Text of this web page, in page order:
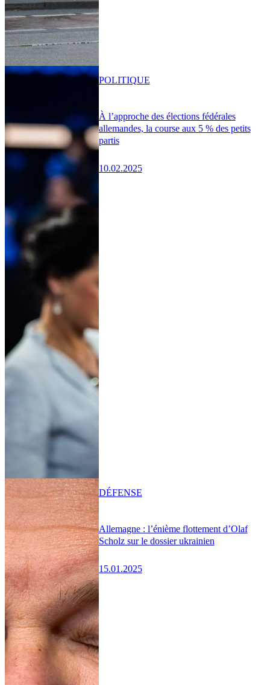
À l’approche des élections fédérales
allemandes, la course aux 5 % des petits
partis
10.02.2025
POLITIQUE
Allemagne : l’énième flottement d’Olaf
Scholz sur le dossier ukrainien
15.01.2025
DÉFENSE